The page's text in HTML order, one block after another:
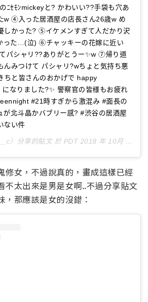
ﾆｾﾓﾝmickeyと? かわいい??手袋も穴あ
w ④入った居酒屋の店長さん26歳w め
しかった? ⑤イケメンすぎて人だかり沢
った…(泣) ⑥チャッキーの花嫁に近い
パシャリ??ありがとうー✨w ⑦帰り道
んみつけて パシャリ?wちょと気持ち悪
ちと皆さんのおかげで happy
なりました?✨ 警察官の皆様もお疲れ
#21時すぎから激混み #面長の
が北斗晶かバブリー感? #渋谷の居酒屋
ない件
）分享的貼文 於 PDT 2018 年 10月 月 28 日 上午 1:48
修女，不過說真的，畫成這樣已經
不太出來是男是女啊..不過分享貼文
，那應該是女的沒錯：